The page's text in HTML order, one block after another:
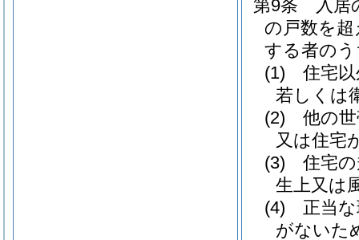
第9条
入居
の戸数を
する者の
(1)
住宅
若しくは
(2)
他の
又は住宅
(3)
住宅
生上又は
(4)
正当
がないた